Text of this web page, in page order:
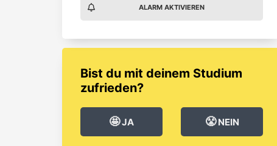
ALARM AKTIVIEREN
Bist du mit deinem Studium
zufrieden?
🤩JA 😤NEIN